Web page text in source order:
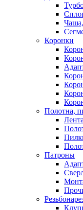
Коронки
Полотна,
Патроны